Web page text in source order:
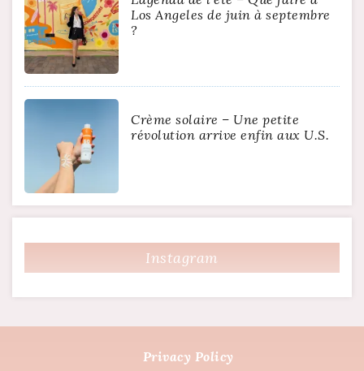
Los Angeles de juin à septembre
?
Crème solaire – Une petite
révolution arrive enfin aux U.S.
Instagram
Privacy Policy